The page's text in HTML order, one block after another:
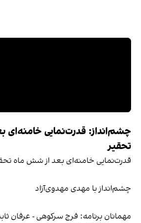
چشم‌انداز: قدرت‌نمایی
تحقیر
قدرت‌نمایی خامنه‌ای بعد از شش ماه
چشم‌انداز با مهدی مهدوی‌آزاد
مهمانان برنامه: فرج سرکوهی - عرفان